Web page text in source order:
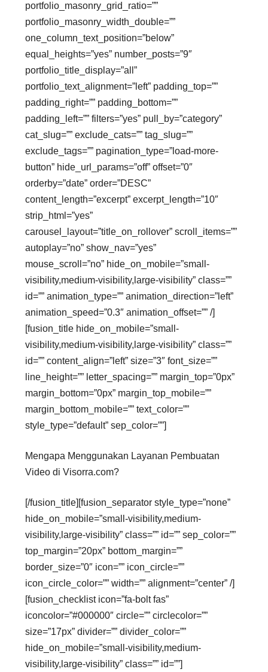
portfolio_masonry_grid_ratio=””
portfolio_masonry_width_double=””
one_column_text_position=”below”
equal_heights=”yes” number_posts=”9″
portfolio_title_display=”all”
portfolio_text_alignment=”left” padding_top=””
padding_right=”” padding_bottom=””
padding_left=”” filters=”yes” pull_by=”category”
cat_slug=”” exclude_cats=”” tag_slug=””
exclude_tags=”” pagination_type=”load-more-
button” hide_url_params=”off” offset=”0″
orderby=”date” order=”DESC”
content_length=”excerpt” excerpt_length=”10″
strip_html=”yes”
carousel_layout=”title_on_rollover” scroll_items=””
autoplay=”no” show_nav=”yes”
mouse_scroll=”no” hide_on_mobile=”small-
visibility,medium-visibility,large-visibility” class=””
id=”” animation_type=”” animation_direction=”left”
animation_speed=”0.3″ animation_offset=”” /]
[fusion_title hide_on_mobile=”small-
visibility,medium-visibility,large-visibility” class=””
id=”” content_align=”left” size=”3″ font_size=””
line_height=”” letter_spacing=”” margin_top=”0px”
margin_bottom=”0px” margin_top_mobile=””
margin_bottom_mobile=”” text_color=””
style_type=”default” sep_color=””]
Mengapa Menggunakan Layanan Pembuatan
Video di Visorra.com?
[/fusion_title][fusion_separator style_type=”none”
hide_on_mobile=”small-visibility,medium-
visibility,large-visibility” class=”” id=”” sep_color=””
top_margin=”20px” bottom_margin=””
border_size=”0″ icon=”” icon_circle=””
icon_circle_color=”” width=”” alignment=”center” /]
[fusion_checklist icon=”fa-bolt fas”
iconcolor=”#000000″ circle=”” circlecolor=””
size=”17px” divider=”” divider_color=””
hide_on_mobile=”small-visibility,medium-
visibility,large-visibility” class=”” id=””]